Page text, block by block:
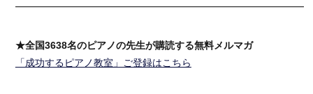
★全国3638名のピアノの先生が購読する無料メルマガ
「成功するピアノ教室」ご登録はこちら